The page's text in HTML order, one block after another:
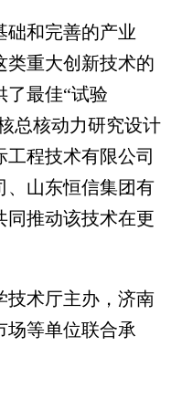
和完善的产业
类重大创新技术的
了最佳“试验
总核动力研究设计
程技术有限公司
、山东恒信集团有
同推动该技术在更
术厅主办，济南
场等单位联合承